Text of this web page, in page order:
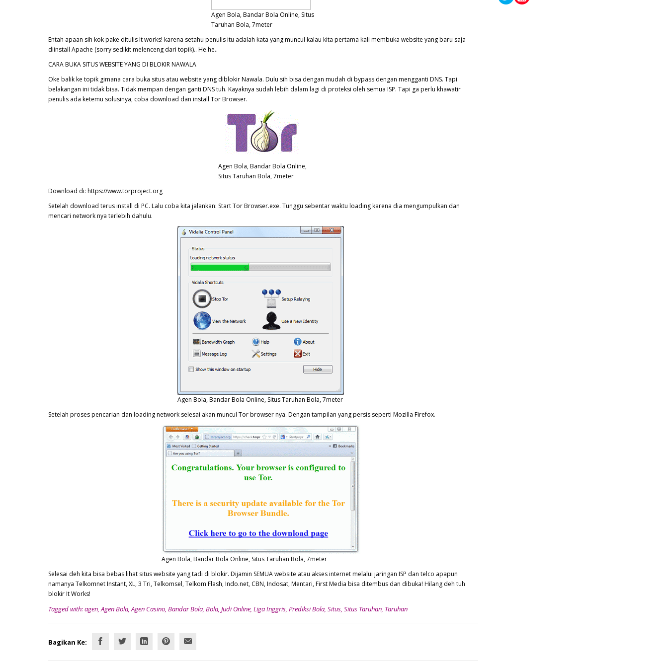
Agen Bola, Bandar Bola Online, Situs
Taruhan Bola, 7meter
Entah apaan sih kok pake ditulis It works! karena setahu penulis itu adalah kata yang muncul kalau kita pertama kali membuka website yang baru saja
diinstall Apache (sorry sedikit melenceng dari topik).. He.he..
CARA BUKA SITUS WEBSITE YANG DI BLOKIR NAWALA
Oke balik ke topik gimana cara buka situs atau website yang diblokir Nawala. Dulu sih bisa dengan mudah di bypass dengan mengganti DNS. Tapi
belakangan ini tidak bisa. Tidak mempan dengan ganti DNS tuh. Kayaknya sudah lebih dalam lagi di proteksi oleh semua ISP. Tapi ga perlu khawatir
penulis ada ketemu solusinya, coba download dan install Tor Browser.
Agen Bola, Bandar Bola Online,
Situs Taruhan Bola, 7meter
Download di: https://www.torproject.org
Setelah download terus install di PC. Lalu coba kita jalankan: Start Tor Browser.exe. Tunggu sebentar waktu loading karena dia mengumpulkan dan
mencari network nya terlebih dahulu.
Agen Bola, Bandar Bola Online, Situs Taruhan Bola, 7meter
Setelah proses pencarian dan loading network selesai akan muncul Tor browser nya. Dengan tampilan yang persis seperti Mozilla Firefox.
Agen Bola, Bandar Bola Online, Situs Taruhan Bola, 7meter
Selesai deh kita bisa bebas lihat situs website yang tadi di blokir. Dijamin SEMUA website atau akses internet melalui jaringan ISP dan telco apapun
namanya Telkomnet Instant, XL, 3 Tri, Telkomsel, Telkom Flash, Indo.net, CBN, Indosat, Mentari, First Media bisa ditembus dan dibuka! Hilang deh tuh
blokir It Works!
Tagged with:agen,Agen Bola,Agen Casino, Bandar Bola, Bola, Judi Online, Liga Inggris, Prediksi Bola, Situs, Situs Taruhan, Taruhan
Bagikan Ke: